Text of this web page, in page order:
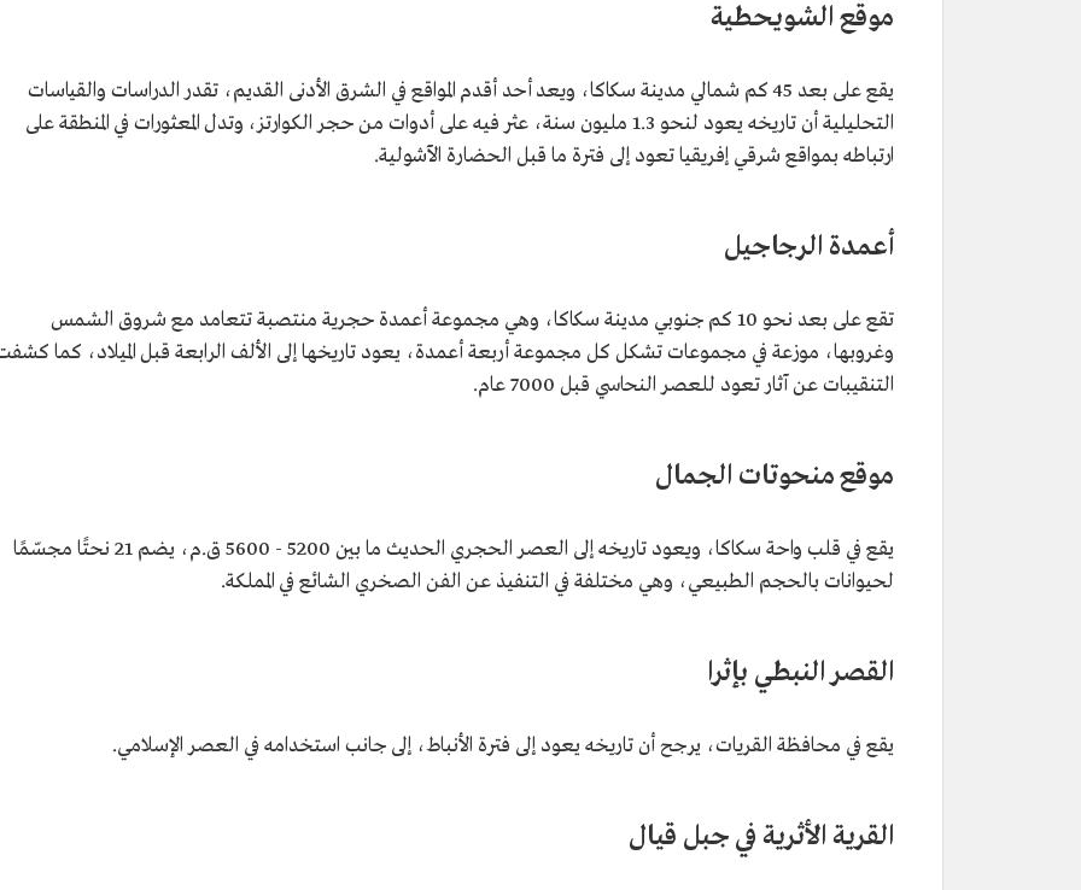
موقع الشويحطية
يقع على بعد 45 كم شمالي مدينة سكاكا، ويعد أحد أقدم المواقع في الشرق الأدنى القديم، تقدر الدراسات والقياسات
التحليلية أن تاريخه يعود لنحو 1.3 مليون سنة، عثر فيه على أدوات من حجر الكوارتز، وتدل المعثورات في المنطقة على
ارتباطه بمواقع شرقي إفريقيا تعود إلى فترة ما قبل الحضارة الآشولية.
أعمدة الرجاجيل
تقع على بعد نحو 10 كم جنوبي مدينة سكاكا، وهي مجموعة أعمدة حجرية منتصبة تتعامد مع شروق الشمس
وغروبها، موزعة في مجموعات تشكل كل مجموعة أربعة أعمدة، يعود تاريخها إلى الألف الرابعة قبل الميلاد، كما
التنقيبات عن آثار تعود للعصر النحاسي قبل 7000 عام.
موقع منحوتات الجمال
يقع في قلب واحة سكاكا، ويعود تاريخه إلى العصر الحجري الحديث ما بين 5200 - 5600 ق.م، يضم 21 نحتًا مجسّمًا
لحيوانات بالحجم الطبيعي، وهي مختلفة في التنفيذ عن الفن الصخري الشائع في المملكة.
القصر النبطي بإثرا
يقع في محافظة القريات، يرجح أن تاريخه يعود إلى فترة الأنباط، إلى جانب استخدامه في العصر الإسلامي.
القرية الأثرية في جبل قيال